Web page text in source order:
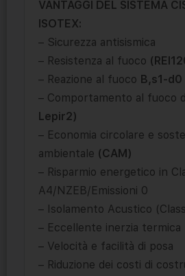
VANTAGGI DEL SISTEMA
ISOTEX:
– Sicurezza antisismica
– Resistenza al fuoco
– Reazione al fuoco B,s1-d0
– Comportamento al fuoco
Lepir2)
– Economia circolare e
ambientale (CAM)
– Risparmio energetico in
A4/NZEB/Emissioni 0
– Isolamento Acustico
– Eccellente inerzia termica
– Velocità e facilità di posa
– Riduzione dei costi di